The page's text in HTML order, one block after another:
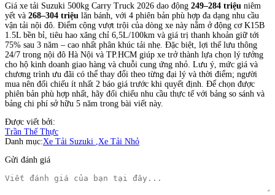
Giá xe tải Suzuki 500kg Carry Truck 2026 dao động 249–284 triệu niêm
yết và 268–304 triệu lăn bánh, với 4 phiên bản phù hợp đa dạng nhu cầu
vận tải nội đô. Điểm cộng vượt trội của dòng xe này nằm ở động cơ K15B
1.5L bền bỉ, tiêu hao xăng chỉ 6,5L/100km và giá trị thanh khoản giữ tới
75% sau 3 năm – cao nhất phân khúc tải nhẹ. Đặc biệt, lợi thế lưu thông
24/7 trong nội đô Hà Nội và TP.HCM giúp xe trở thành lựa chọn lý tưởng
cho hộ kinh doanh giao hàng và chuỗi cung ứng nhỏ. Lưu ý, mức giá và
chương trình ưu đãi có thể thay đổi theo từng đại lý và thời điểm; người
mua nên đối chiếu ít nhất 2 báo giá trước khi quyết định. Để chọn được
phiên bản phù hợp nhất, hãy đối chiếu nhu cầu thực tế với bảng so sánh và
bảng chi phí sở hữu 5 năm trong bài viết này.
Được viết bởi:
Trần Thế Thực
Danh mục:Xe Tải Suzuki Xe Tải Nhỏ
Gửi đánh giá